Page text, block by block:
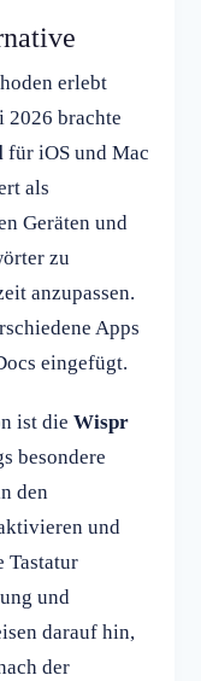
erlebt
2026 brachte
für iOS und Mac
als
Geräten und
zu
anzupassen.
Apps
eingefügt.
ist die Wispr
besondere
den
und
Tastatur
und
darauf hin,
der